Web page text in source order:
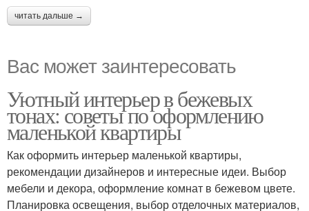
читать дальше →
Вас может заинтересовать
Уютный интерьер в бежевых
тонах: советы по оформлению
маленькой квартиры
Как оформить интерьер маленькой квартиры,
рекомендации дизайнеров и интересные идеи. Выбор
мебели и декора, оформление комнат в бежевом цвете.
Планировка освещения, выбор отделочных материалов,